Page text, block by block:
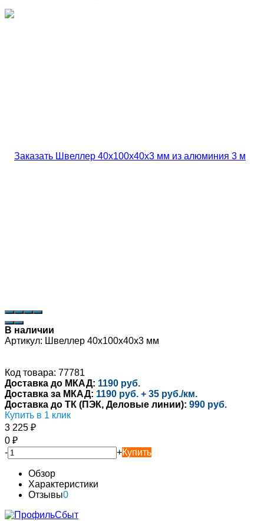
В наличии
Артикул: Швеллер 40х100х40х3 мм
Код товара: 77781
Доставка до МКАД: 1190 руб.
Доставка за МКАД: 1190 руб. + 35 руб./км.
Доставка до ТК (ПЭК, Деловые линии): 990 руб.
Купить в 1 клик
3 225 ₽
0 ₽
-
+Купить
Обзор
Характеристики
Отзывы0